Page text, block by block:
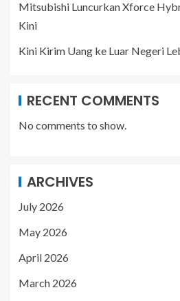
Mitsubishi Luncurkan Xforce
Kini
Kini Kirim Uang ke Luar Negeri
RECENT COMMENTS
No comments to show.
ARCHIVES
July 2026
May 2026
April 2026
March 2026